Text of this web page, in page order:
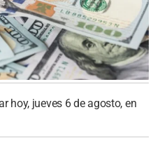
hoy, jueves 6 de agosto, en